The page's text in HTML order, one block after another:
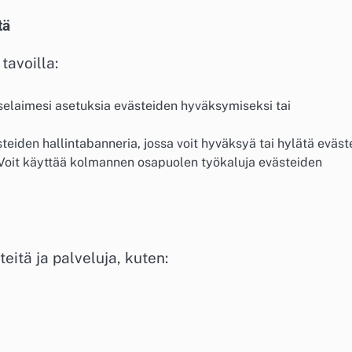
asetuksia evästeiden hyväksymiseksi tai
hallintabanneria, jossa voit hyväksyä tai hylätä
käyttää kolmannen osapuolen työkaluja evästeiden
ja palveluja, kuten: